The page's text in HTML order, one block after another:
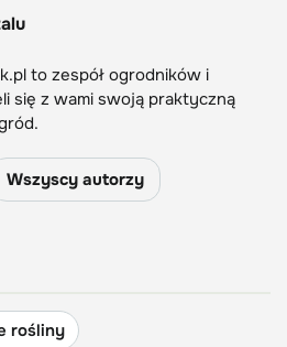
to zespół ogrodników i
się z wami swoją praktyczną
Wszyscy autorzy
rośliny